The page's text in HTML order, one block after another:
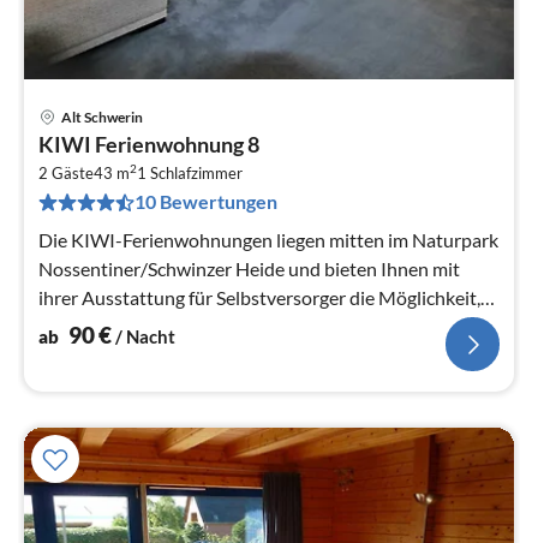
Alt Schwerin
KIWI Ferienwohnung 8
2 Gäste43 m21 Schlafzimmer
10 Bewertungen
Die KIWI-Ferienwohnungen liegen mitten im Naturpark
Nossentiner/Schwinzer Heide und bieten Ihnen mit
ihrer Ausstattung für Selbstversorger die Möglichkeit,
den Urlaub unabhängig...
ab 90€/ Nacht